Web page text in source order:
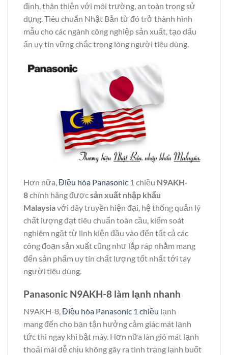
định, thân thiện với môi trường, an toàn trong sử
dụng. Tiêu chuẩn Nhật Bản từ đó trở thành hình
mẫu cho các ngành công nghiệp sản xuất, tạo dấu
ấn uy tín vững chắc trong lòng người tiêu dùng.
Hơn nữa,Điều hòa Panasonic 1 chiều N9AKH-
8chính hãng đượcsản xuất nhập khẩu
Malaysiavới dây truyền hiện đại, hệ thống quản lý
chất lượng đạt tiêu chuẩn toàn cầu, kiểm soát
nghiêm ngặt từ linh kiện đầu vào đến tất cả các
công đoạn sản xuất cũng như lắp ráp nhằm mang
đến sản phẩm uy tín chất lượng tốt nhất tới tay
người tiêu dùng.
Panasonic N9AKH-8 làm lạnh nhanh
N9AKH-8,Điều hòa Panasonic 1 chiều lạnh
mang đến cho bạn tận hưởng cảm giác mát lạnh
tức thì ngay khi bật máy. Hơn nữa làn gió mát lạnh
thoải mái dễ chịu không gây ra tình trạng lạnh buốt